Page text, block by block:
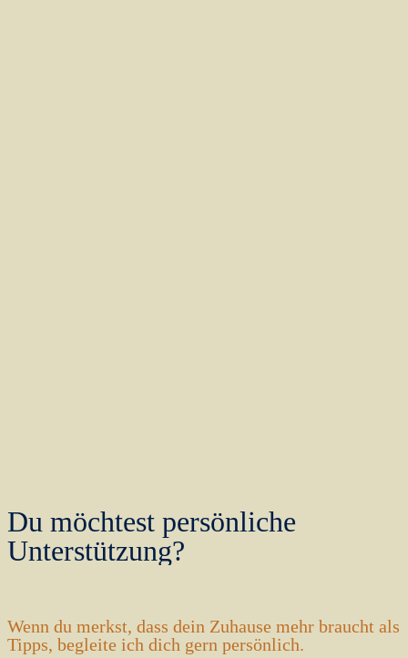
Du möchtest persönliche
Unterstützung?
Wenn du merkst, dass dein Zuhause mehr braucht als
Tipps, begleite ich dich gern persönlich.